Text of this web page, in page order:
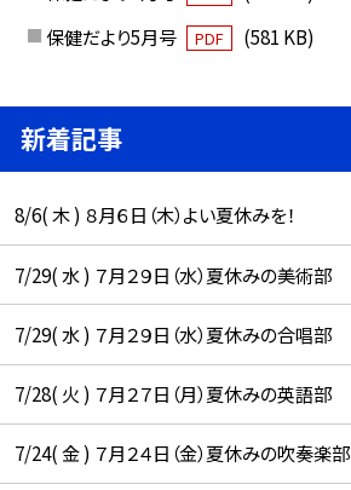
保健だより5月号
PDF (581 KB)
新着記事
8/6( 木 ) ８月６日（木）よい夏休みを！
7/29( 水 ) ７月２９日（水）夏休みの美術部
7/29( 水 ) ７月２９日（水）夏休みの合唱部
7/28( 火 ) ７月２７日（月）夏休みの英語部
7/24( 金 ) ７月２４日（金）夏休みの吹奏楽部